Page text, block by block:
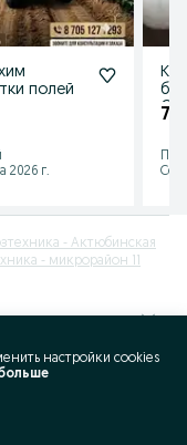
полей
2026 г.
- Актюбинская
- микрорайон 11
настройки cookies